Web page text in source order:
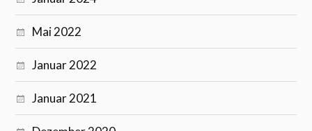
Mai 2022
Januar 2022
Januar 2021